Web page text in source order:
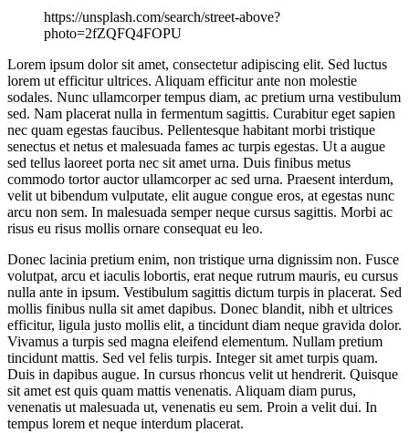
https://unsplash.com/search/street-above?
photo=2fZQFQ4FOPU
Lorem ipsum dolor sit amet, consectetur adipiscing elit. Sed luctus
lorem ut efficitur ultrices. Aliquam efficitur ante non molestie
sodales. Nunc ullamcorper tempus diam, ac pretium urna vestibulum
sed. Nam placerat nulla in fermentum sagittis. Curabitur eget sapien
nec quam egestas faucibus. Pellentesque habitant morbi tristique
senectus et netus et malesuada fames ac turpis egestas. Ut a augue
sed tellus laoreet porta nec sit amet urna. Duis finibus metus
commodo tortor auctor ullamcorper ac sed urna. Praesent interdum,
velit ut bibendum vulputate, elit augue congue eros, at egestas nunc
arcu non sem. In malesuada semper neque cursus sagittis. Morbi ac
risus eu risus mollis ornare consequat eu leo.
Donec lacinia pretium enim, non tristique urna dignissim non. Fusce
volutpat, arcu et iaculis lobortis, erat neque rutrum mauris, eu cursus
nulla ante in ipsum. Vestibulum sagittis dictum turpis in placerat. Sed
mollis finibus nulla sit amet dapibus. Donec blandit, nibh et ultrices
efficitur, ligula justo mollis elit, a tincidunt diam neque gravida dolor.
Vivamus a turpis sed magna eleifend elementum. Nullam pretium
tincidunt mattis. Sed vel felis turpis. Integer sit amet turpis quam.
Duis in dapibus augue. In cursus rhoncus velit ut hendrerit. Quisque
sit amet est quis quam mattis venenatis. Aliquam diam purus,
venenatis ut malesuada ut, venenatis eu sem. Proin a velit dui. In
tempus lorem et neque interdum placerat.